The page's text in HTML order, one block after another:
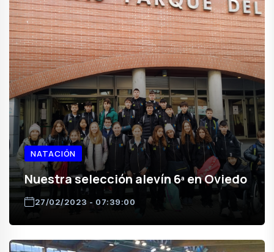
NATACIÓN
Nuestra selección alevín 6ª en Oviedo
27/02/2023 - 07:39:00